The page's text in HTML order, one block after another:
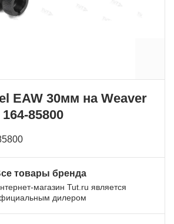
EAW 30мм на Weaver
85800
товары бренда
магазин Tut.ru является
дилером